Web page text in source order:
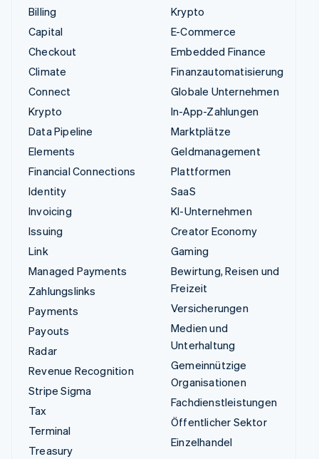
Billing
Capital
Checkout
Climate
Connect
Krypto
Data Pipeline
Elements
Financial Connections
Identity
Invoicing
Issuing
Link
Managed Payments
Zahlungslinks
Payments
Payouts
Radar
Revenue Recognition
Stripe Sigma
Tax
Terminal
Treasury
Krypto
E-Commerce
Embedded Finance
Finanzautomatisierung
Globale Unternehmen
In-App-Zahlungen
Marktplätze
Geldmanagement
Plattformen
SaaS
KI-Unternehmen
Creator Economy
Gaming
Bewirtung, Reisen und
Freizeit
Versicherungen
Medien und
Unterhaltung
Gemeinnützige
Organisationen
Fachdienstleistungen
Öffentlicher Sektor
Einzelhandel